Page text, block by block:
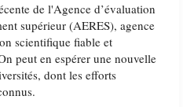
de l'Agence d’évaluation
supérieur (AERES), agence
scientifique fiable et
peut en espérer une nouvelle
dont les efforts